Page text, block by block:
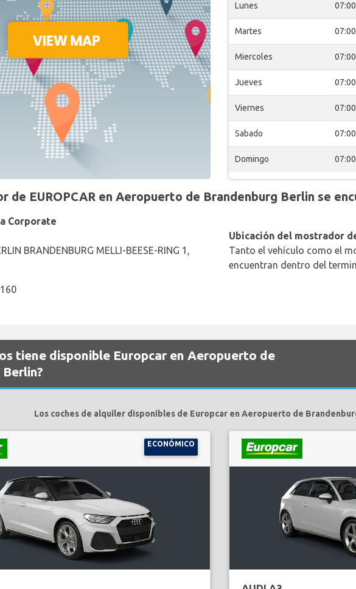
Lunes 07:00
Martes 07:00
Miercoles 07:00
Jueves 07:00
Viernes 07:00
Sabado 07:00
Domingo 07:00
de EUROPCAR en Aeropuerto de Brandenburg Berlin se
Corporate
BRANDENBURG MELLI-BEESE-RING 1,
Ubicación del mostrador
Tanto el vehículo como el
encuentran dentro del
tiene disponible Europcar en Aeropuerto de
Los coches de alquiler disponibles de Europcar en Aeropuerto de
ECONÓMICO